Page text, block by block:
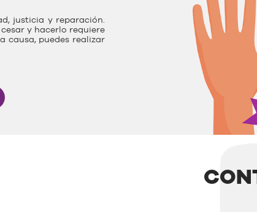
justicia y reparación.
y hacerlo requiere
causa, puedes realizar